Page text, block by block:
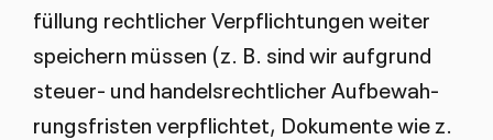
fül­lung recht­li­cher Ver­pflich­tun­gen wei­ter
spei­chern müs­sen (z. B. sind wir auf­grund
steu­er- und han­dels­recht­li­cher Auf­be­wah­
rungs­fris­ten ver­pflich­tet, Do­ku­men­te wie z.